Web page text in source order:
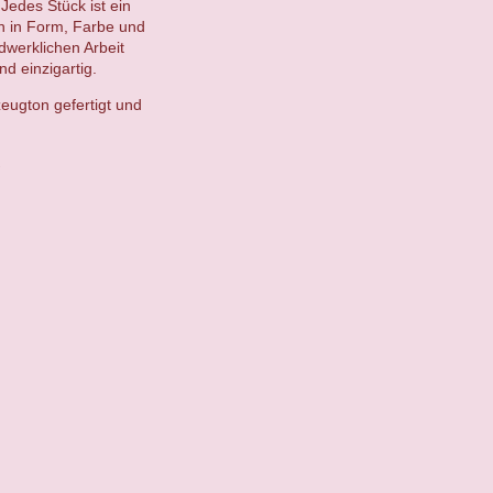
Stück ist ein
in Form, Farbe und
Arbeit
einzigartig.
gefertigt und